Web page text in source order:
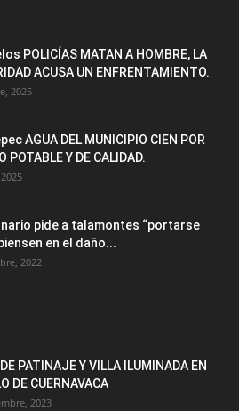
POLICÍAS MATAN A HOMBRE, LA
ACUSA UN ENFRENTAMIENTO.
2025
AGUA DEL MUNICIPIO CIEN POR
POTABLE Y DE CALIDAD.
pide a talamontes “portarse
en el daño...
2022
PATINAJE Y VILLA ILUMINADA EN
DE CUERNAVACA
2023